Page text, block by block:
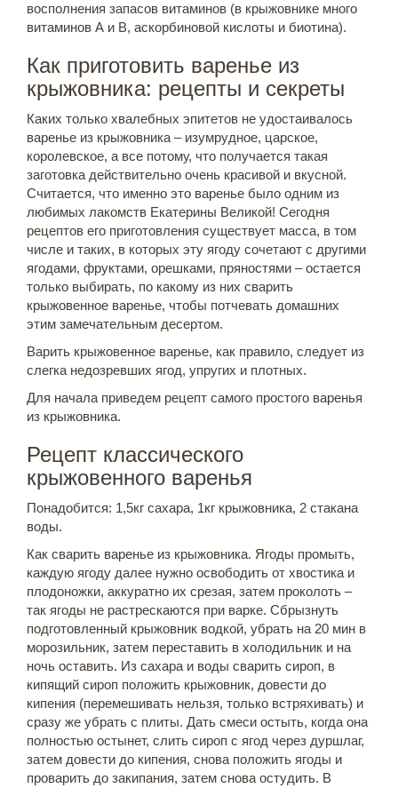
восполнения запасов витаминов (в крыжовнике много
витаминов А и В, аскорбиновой кислоты и биотина).
Как приготовить варенье из
крыжовника: рецепты и секреты
Каких только хвалебных эпитетов не удостаивалось
варенье из крыжовника – изумрудное, царское,
королевское, а все потому, что получается такая
заготовка действительно очень красивой и вкусной.
Считается, что именно это варенье было одним из
любимых лакомств Екатерины Великой! Сегодня
рецептов его приготовления существует масса, в том
числе и таких, в которых эту ягоду сочетают с другими
ягодами, фруктами, орешками, пряностями – остается
только выбирать, по какому из них сварить
крыжовенное варенье, чтобы потчевать домашних
этим замечательным десертом.
Варить крыжовенное варенье, как правило, следует из
слегка недозревших ягод, упругих и плотных.
Для начала приведем рецепт самого простого варенья
из крыжовника.
Рецепт классического
крыжовенного варенья
Понадобится: 1,5кг сахара, 1кг крыжовника, 2 стакана
воды.
Как сварить варенье из крыжовника. Ягоды промыть,
каждую ягоду далее нужно освободить от хвостика и
плодоножки, аккуратно их срезая, затем проколоть –
так ягоды не растрескаются при варке. Сбрызнуть
подготовленный крыжовник водкой, убрать на 20 мин в
морозильник, затем переставить в холодильник и на
ночь оставить. Из сахара и воды сварить сироп, в
кипящий сироп положить крыжовник, довести до
кипения (перемешивать нельзя, только встряхивать) и
сразу же убрать с плиты. Дать смеси остыть, когда она
полностью остынет, слить сироп с ягод через дуршлаг,
затем довести до кипения, снова положить ягоды и
проварить до закипания, затем снова остудить. В